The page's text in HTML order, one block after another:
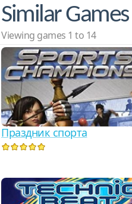
Similar Games
Viewing games 1 to 14
Праздник спорта